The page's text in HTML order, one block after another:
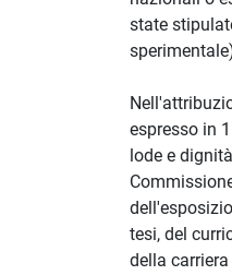
state
espresso in
lode e
tesi, del
della